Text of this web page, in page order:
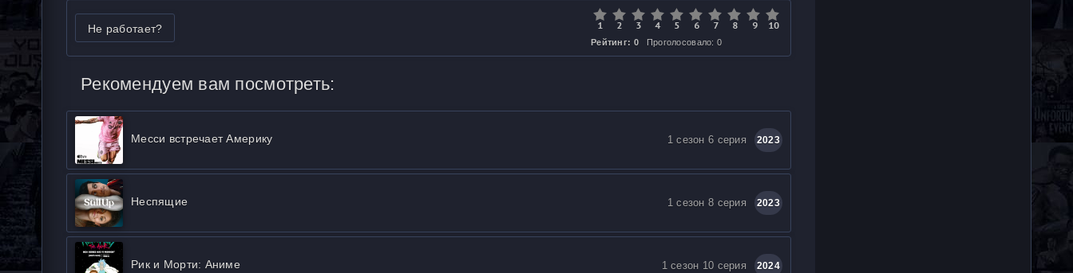
Не работает?
Рейтинг: 0 Проголосовало: 0
Рекомендуем вам посмотреть:
Месси встречает Америку 1 сезон 6 серия 2023
Неспящие 1 сезон 8 серия 2023
Рик и Морти: Аниме 1 сезон 10 серия 2024